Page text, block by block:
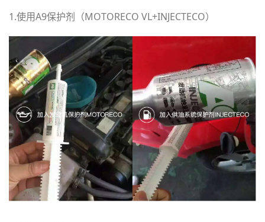
1.使用A9保护剂（MOTORECO VL+INJECTECO）